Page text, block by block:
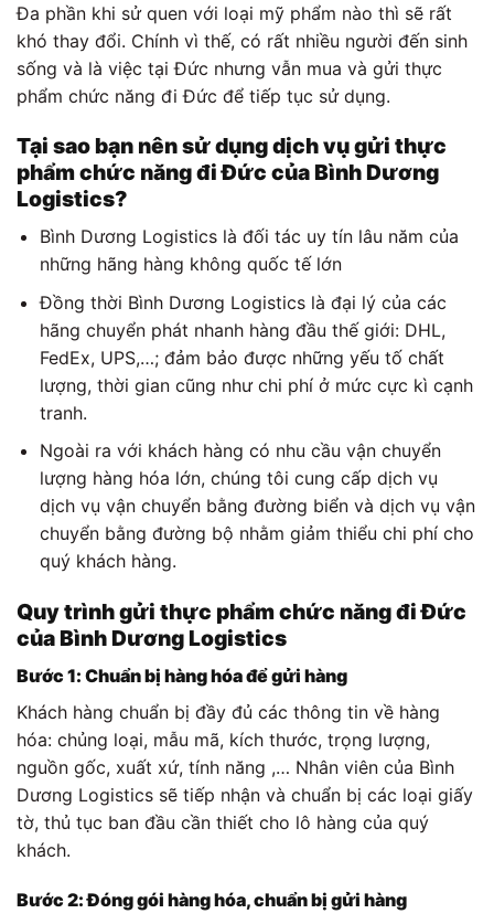
Đa phần khi sử quen với loại mỹ phẩm nào thì sẽ rất
khó thay đổi. Chính vì thế, có rất nhiều người đến sinh
sống và là việc tại Đức nhưng vẫn mua và gửi thực
phẩm chức năng đi Đức để tiếp tục sử dụng.
Tại sao bạn nên sử dụngdịchvụ gửi thực
phẩm chức năng đi Đức của Bình Dương
Logistics?
Bình Dương Logistics là đối tác uy tín lâu năm của
những hãng hàng không quốc tế lớn
Đồng thời Bình Dương Logistics là đại lý của các
hãng chuyển phát nhanh hàng đầu thế giới: DHL,
FedEx, UPS,…; đảm bảo được những yếu tố chất
lượng, thời gian cũng như chi phí ở mức cực kì cạnh
tranh.
Ngoài ra với khách hàng có nhu cầu vận chuyển
lượng hàng hóa lớn, chúng tôi cung cấp dịch vụ
dịch vụ vận chuyển bằng đường biển và dịch vụ vận
chuyển bằng đường bộ nhằm giảm thiểu chi phí cho
quý khách hàng.
Quy trình gửi thực phẩm chức năng đi Đức
của Bình Dương Logistics
Bước 1: Chuẩn bị hàng hóađể gửi hàng
Khách hàng chuẩn bị đầy đủ các thông tin về hàng
hóa: chủng loại, mẫu mã, kích thước, trọng lượng,
nguồn gốc, xuất xứ, tính năng ,… Nhân viên của Bình
Dương Logistics sẽ tiếp nhận và chuẩn bị các loại giấy
tờ, thủ tục ban đầu cần thiết cho lô hàng của quý
khách.
Bước 2: Đóng gói hàng hóa, chuẩn bị gửi hàng